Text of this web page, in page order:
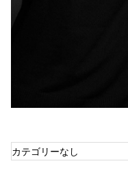
カテゴリーなし